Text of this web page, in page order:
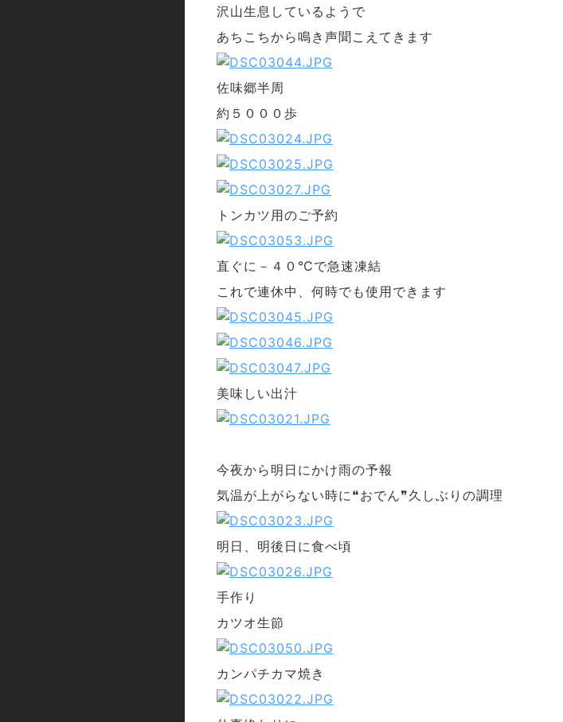
沢山生息しているようで
あちこちから鳴き声聞こえてきます
佐味郷半周
約５０００歩
トンカツ用のご予約
直ぐに－４０℃で急速凍結
これで連休中、何時でも使用できます
美味しい出汁
今夜から明日にかけ雨の予報
気温が上がらない時に❝おでん❞久しぶりの調理
明日、明後日に食べ頃
手作り
カツオ生節
カンパチカマ焼き